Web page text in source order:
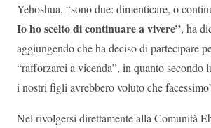
Yehoshua, “sono due: dimenticare, o
Io ho scelto di continuare a vivere”, ha
aggiungendo che ha deciso di partecipare
“rafforzarci a vicenda”, in quanto secondo
i nostri figli avrebbero voluto che
Nel rivolgersi direttamente alla Comunità